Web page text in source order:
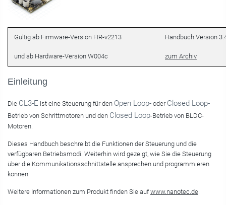
Gültig ab Firmware-Version FIR-v2213 Handbuch Version
und ab Hardware-Version W004c zum Archiv
Einleitung
Die CL3-E ist eine Steuerung für den Open Loop- oder Closed Loop-
Betrieb von Schrittmotoren und den Closed Loop-Betrieb von BLDC-
Motoren.
Dieses Handbuch beschreibt die Funktionen der Steuerung und die
verfügbaren Betriebsmodi. Weiterhin wird gezeigt, wie Sie die Steuerung
über die Kommunikationsschnittstelle ansprechen und programmieren
können
Weitere Informationen zum Produkt finden Sie aufwww.nanotec.de